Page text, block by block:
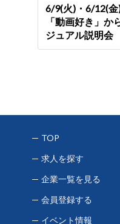
6/9(火)・6/12(金
「動画好き」
ジュアル説明会
TOP
求人を探す
企業一覧を見る
会員登録する
イベント情報